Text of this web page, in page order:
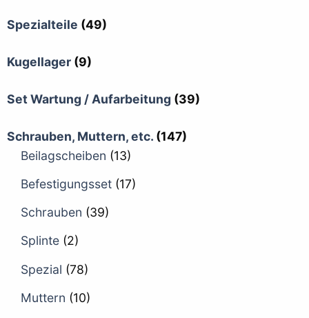
Spezialteile (49)
Kugellager (9)
Set Wartung / Aufarbeitung (39)
Schrauben, Muttern, etc. (147)
Beilagscheiben (13)
Befestigungsset (17)
Schrauben (39)
Splinte (2)
Spezial (78)
Muttern (10)